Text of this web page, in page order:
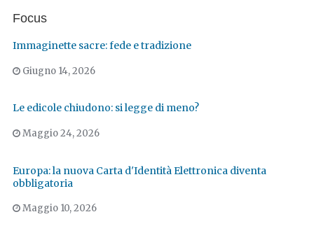
Focus
Immaginette sacre: fede e tradizione
Giugno 14, 2026
Le edicole chiudono: si legge di meno?
Maggio 24, 2026
Europa: la nuova Carta d'Identità Elettronica diventa
obbligatoria
Maggio 10, 2026